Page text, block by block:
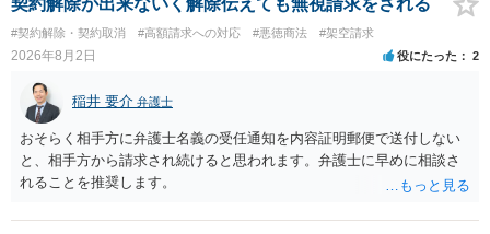
#契約解除・契約取消 #高額請求への対応 #悪徳商法 #架空請求
2026年8月2日 役にたった 2
稲井 要介 弁護士
おそらく相手方に弁護士名義の受任通知を内容証明郵便で送付しない
と、相手方から請求され続けると思われます。弁護士に早めに相談さ
れることを推奨します。